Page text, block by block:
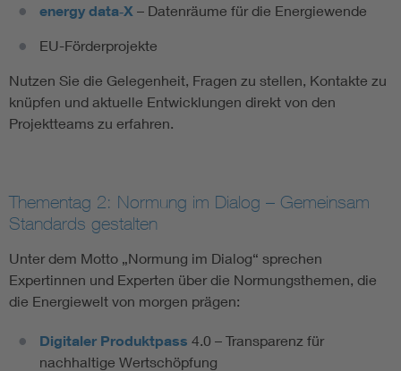
energy data‑X – Datenräume für die Energiewende
EU-Förderprojekte
Nutzen Sie die Gelegenheit, Fragen zu stellen, Kontakte zu
knüpfen und aktuelle Entwicklungen direkt von den
Projektteams zu erfahren.
Thementag 2: Normung im Dialog – Gemeinsam
Standards gestalten
Unter dem Motto „Normung im Dialog“ sprechen
Expertinnen und Experten über die Normungsthemen, die
die Energiewelt von morgen prägen:
Digitaler Produktpass 4.0 – Transparenz für
nachhaltige Wertschöpfung